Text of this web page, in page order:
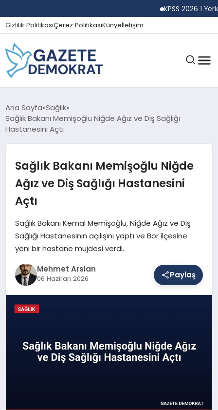
KPSS 2026 1
Gizlilik PolitikasıÇerez PolitikasıKünyeİletişim
GÜNDEM
EKONOMI
SPOR
SAĞLIK
EĞITIM
Ana Sayfa Sağlık
Sağlık Bakanı Memişoğlu Niğde Ağız ve Diş Sağlığı
Hastanesini Açtı
Sağlık Bakanı Memişoğlu Niğde
Ağız ve Diş Sağlığı Hastanesini
Açtı
Sağlık Bakanı Kemal Memişoğlu, Niğde Ağız ve Diş
Sağlığı Hastanesinin açılışını yaptı ve Bor ilçesine
yeni bir hastane müjdesi verdi.
Mehmet Arslan
06 Haziran 2026 Paylaş